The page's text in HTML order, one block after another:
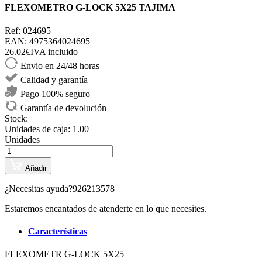
FLEXOMETRO G-LOCK 5X25 TAJIMA
Ref: 024695
EAN: 4975364024695
26.02€IVA incluido
Envio en 24/48 horas
Calidad y garantía
Pago 100% seguro
Garantía de devolución
Stock:
Unidades de caja: 1.00
Unidades
Añadir
¿Necesitas ayuda?926213578
Estaremos encantados de atenderte en lo que necesites.
Características
FLEXOMETR G-LOCK 5X25